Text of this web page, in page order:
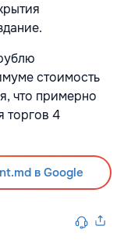
стоимость
что примерно
торгов 4
в Google